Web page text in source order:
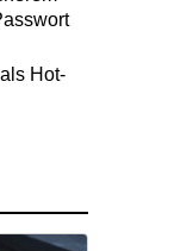
Hot-